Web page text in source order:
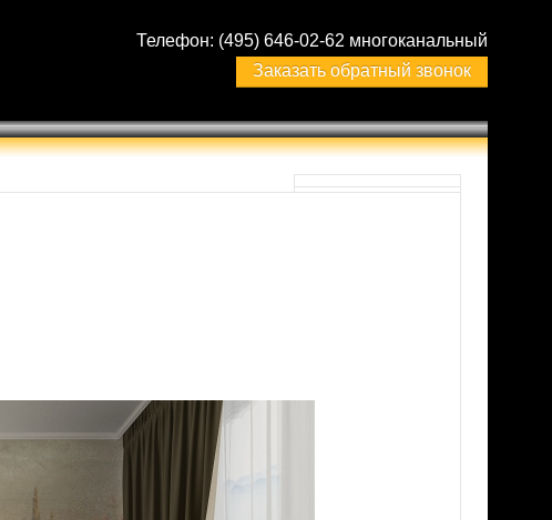
Телефон: (495) 646-02-62 многоканальный
Заказать обратный звонок